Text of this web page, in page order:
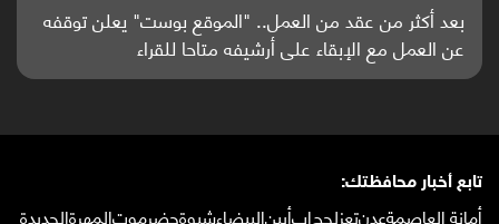
بعد أكثر من عقد من العمل.. "الموقع بوست" يعلن توقفه
عن العمل مع الإبقاء على أرشيفه متاحا للقراء
تابع أخبار محافظتك:
أمانة العاصمةعدنتعزلحجإبأبينالبيضاءشبوةحضرموتالمهرةالحديدة